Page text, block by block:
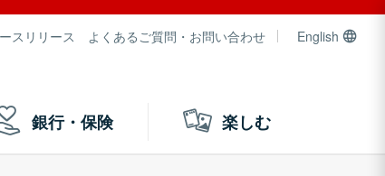
スリリース よくあるご質問・お問い合わせ English
銀行・保険 楽しむ